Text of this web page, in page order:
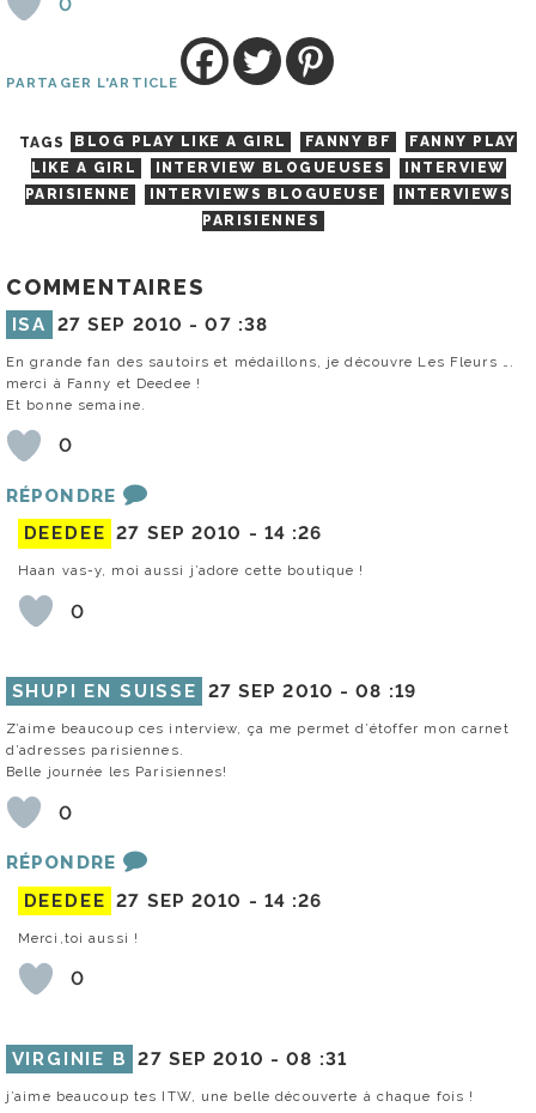
PARTAGER L'ARTICLE
TAGS BLOG PLAY LIKE A GIRL FANNY BF
FANNY PLAY
LIKE A GIRL
INTERVIEW BLOGUEUSES
INTERVIEW
PARISIENNE
INTERVIEWS BLOGUEUSE
INTERVIEWS
PARISIENNES
COMMENTAIRES
ISA 27 SEP 2010 -07 :38
En grande fan des sautoirs et médaillons, je découvre Les Fleurs ….
merci à Fanny et Deedee !
Et bonne semaine.
0
RÉPONDRE
DEEDEE 27 SEP 2010 - 14 :26
Haan vas-y, moi aussi j’adore cette boutique !
0
SHUPI EN SUISSE 27 SEP 2010 -08 :19
Z’aime beaucoup ces interview, ça me permet d’étoffer mon carnet
d’adresses parisiennes.
Belle journée les Parisiennes!
0
RÉPONDRE
DEEDEE 27 SEP 2010 - 14 :26
Merci,toi aussi !
0
VIRGINIE B 27 SEP 2010 -08 :31
j’aime beaucoup tes ITW, une belle découverte à chaque fois !